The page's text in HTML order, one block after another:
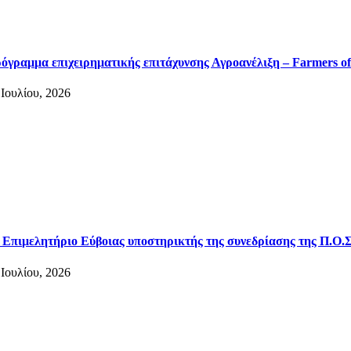
επιχειρηματικής επιτάχυνσης Αγροανέλιξη – Farmers
2026
Εύβοιας υποστηρικτής της συνεδρίασης της
2026